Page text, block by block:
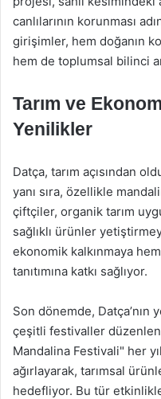
canlılarının korunması
girişimler, hem doğanın
hem de toplumsal bilinci
Tarım ve
Yenilikler
Datça, tarım açısından
yanı sıra, özellikle
çiftçiler, organik tarım
sağlıklı ürünler
ekonomik kalkınmaya
tanıtımına katkı sağlıyor.
Son dönemde, Datça’nın
çeşitli festivaller
Mandalina Festivali" her
ağırlayarak, tarımsal
hedefliyor. Bu tür